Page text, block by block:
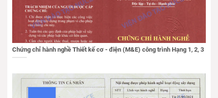
Chứng chỉ hành nghề Thiết kế cơ - điện (M&E) công trình Hạng 1, 2, 3